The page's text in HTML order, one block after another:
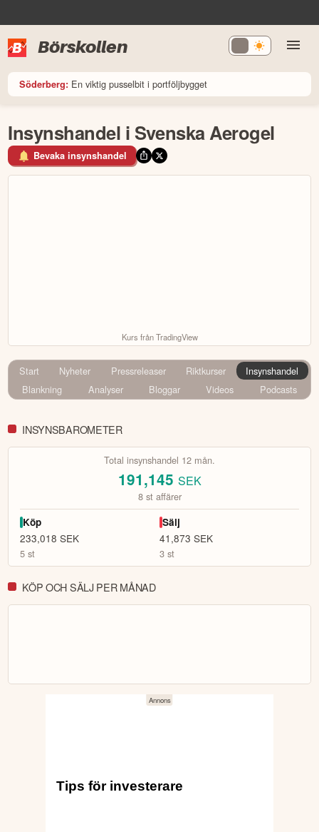
Börskollen
Söderberg: En viktig pusselbit i portföljbygget
Insynshandel i Svenska Aerogel
Bevaka insynshandel
Kurs från TradingView
Start Nyheter Pressreleaser Riktkurser
Insynshandel
Blankning
Analyser Bloggar Videos Podcasts
INSYNSBAROMETER
Total insynshandel 12 mån.
191,145 SEK
8st affärer
Köp
233,018 SEK
5 st
Sälj
41,873 SEK
3 st
KÖP OCH SÄLJ PER MÅNAD